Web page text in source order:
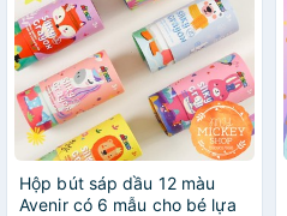
Hộp bút sáp dầu 12 màu
Avenir có 6 mẫu cho bé lựa